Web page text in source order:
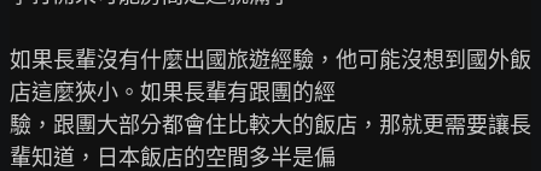
如果長輩沒有什麼出國旅遊經驗，他可能沒想到國外飯
店這麼狹小。如果長輩有跟團的經
驗，跟團大部分都會住比較大的飯店，那就更需要讓長
輩知道，日本飯店的空間多半是偏